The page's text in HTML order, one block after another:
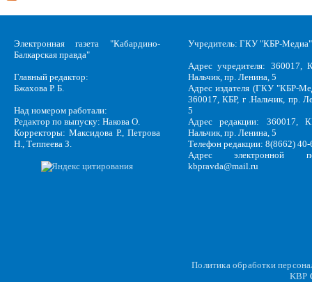
Электронная газета "Кабардино-
Балкарская правда"
Главный редактор:
Бжахова Р. Б.
Над номером работали:
Редактор по выпуску: Накова О.
Корректоры: Максидова Р., Петрова
Н., Теппеева З.
Учредитель: ГКУ "КБР-Медиа"
Адрес учредителя: 360017,
Нальчик, пр. Ленина, 5
Адрес издателя (ГКУ "КБР-
360017, КБР, г .Нальчик, пр.
5
Адрес редакции: 360017,
Нальчик, пр. Ленина, 5
Телефон редакции: 8(8662)
Адрес электронной
kbpravda@mail.ru
Политика обработки
KBP